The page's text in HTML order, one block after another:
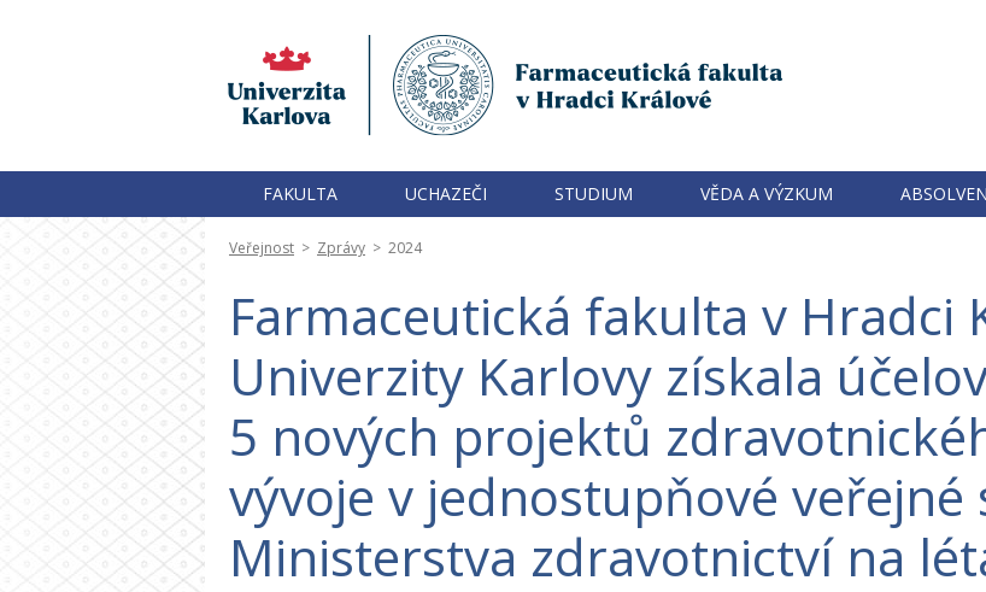
FAKULTA UCHAZEČI STUDIUM VĚDA A VÝZKUM
Veřejnost > Zprávy > 2024
Farmaceutická fakulta v Hradci
Univerzity Karlovy získala
5 nových projektů
vývoje v jednostupňové veřejné
Ministerstva zdravotnictví na